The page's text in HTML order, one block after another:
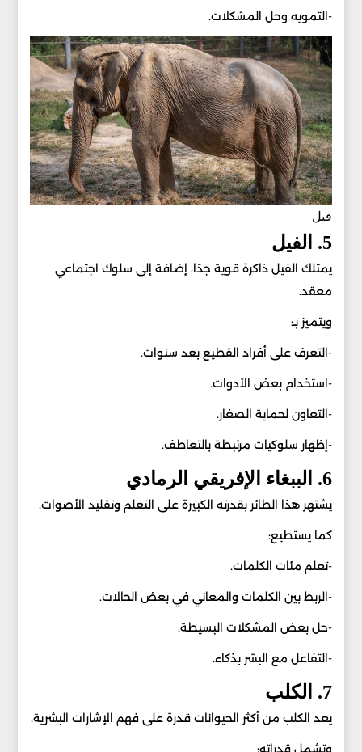
-التمويه وحل المشكلات.
فيل
5. الفيل
يمتلك الفيل ذاكرة قوية جدًا، إضافة إلى سلوك اجتماعي
معقد.
ويتميز بـ:
-التعرف على أفراد القطيع بعد سنوات.
-استخدام بعض الأدوات.
-التعاون لحماية الصغار.
-إظهار سلوكيات مرتبطة بالتعاطف.
6. الببغاء الإفريقي الرمادي
يشتهر هذا الطائر بقدرته الكبيرة على التعلم وتقليد الأصوات.
كما يستطيع:
-تعلم مئات الكلمات.
-الربط بين الكلمات والمعاني في بعض الحالات.
-حل بعض المشكلات البسيطة.
-التفاعل مع البشر بذكاء.
7. الكلب
يعد الكلب من أكثر الحيوانات قدرة على فهم الإشارات البشرية.
وتشمل قدراته: